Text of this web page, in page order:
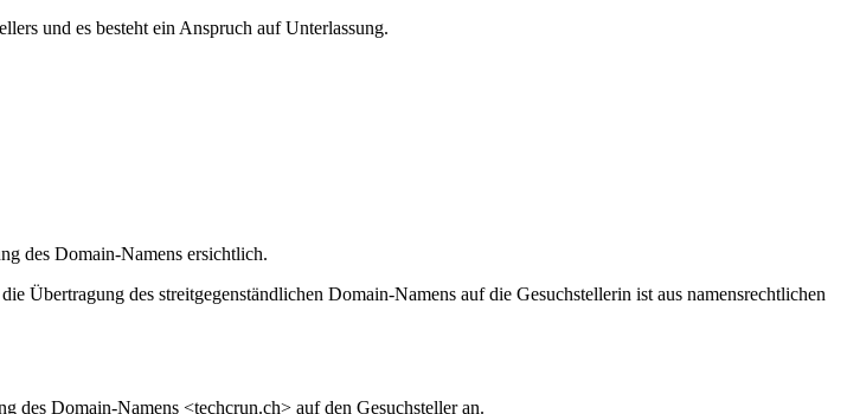
und es besteht ein Anspruch auf Unterlassung.
des Domain-Namens ersichtlich.
Übertragung des streitgegenständlichen Domain-Namens auf die Gesuchstellerin ist aus namensrechtlichen
des Domain-Namens <techcrun.ch> auf den Gesuchsteller an.